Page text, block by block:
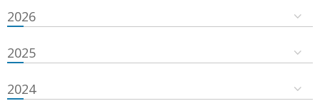
2026
2025
2024